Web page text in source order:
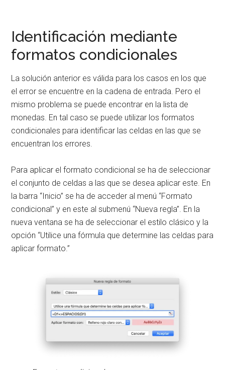
Identificación mediante
formatos condicionales
La solución anterior es válida para los casos en los que
el error se encuentre en la cadena de entrada. Pero el
mismo problema se puede encontrar en la lista de
monedas. En tal caso se puede utilizar los formatos
condicionales para identificar las celdas en las que se
encuentran los errores.
Para aplicar el formato condicional se ha de seleccionar
el conjunto de celdas a las que se desea aplicar este. En
la barra “Inicio” se ha de acceder al menú “Formato
condicional” y en este al submenú “Nueva regla”. En la
nueva ventana se ha de seleccionar el estilo clásico y la
opción “Utilice una fórmula que determine las celdas para
aplicar formato.”